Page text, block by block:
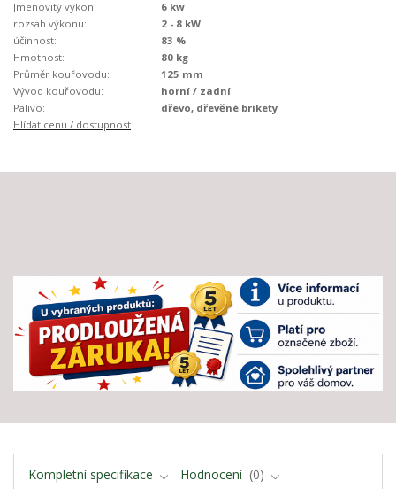
Jmenovitý výkon:
6 kw
rozsah výkonu:
2 - 8 kW
účinnost:
83 %
Hmotnost:
80 kg
Průměr kouřovodu:
125 mm
Vývod kouřovodu:
horní / zadní
Palivo:
dřevo, dřevěné brikety
Hlídat cenu / dostupnost
Kompletní specifikace Hodnocení
0